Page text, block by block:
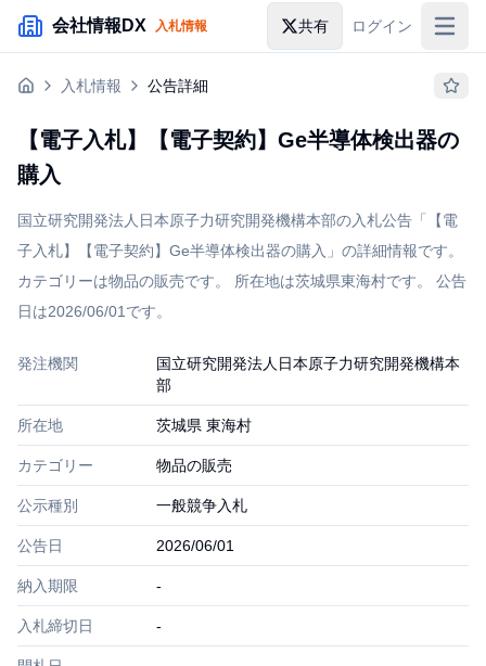
メインコンテンツにスキップ
会社情報DX 入札情報 共有 ログイン
入札情報
助成金・補助金
入札情報 公告詳細
【電子入札】【電子契約】Ge半導体検出器の
購入
国立研究開発法人日本原子力研究開発機構本部の入札公告「【電
子入札】【電子契約】Ge半導体検出器の購入」の詳細情報です。
カテゴリーは物品の販売です。 所在地は茨城県東海村です。 公告
日は2026/06/01です。
発注機関
国立研究開発法人日本原子力研究開発機構本
部
所在地 茨城県 東海村
カテゴリー 物品の販売
公示種別 一般競争入札
公告日 2026/06/01
納入期限 -
入札締切日 -